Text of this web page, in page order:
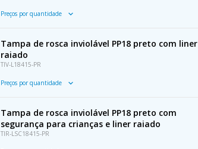
Preços por quantidade
Tampa de rosca inviolável PP18 preto com liner
raiado
TIV-L18415-PR
Preços por quantidade
Tampa de rosca inviolável PP18 preto com
segurança para crianças e liner raiado
TIR-LSC18415-PR